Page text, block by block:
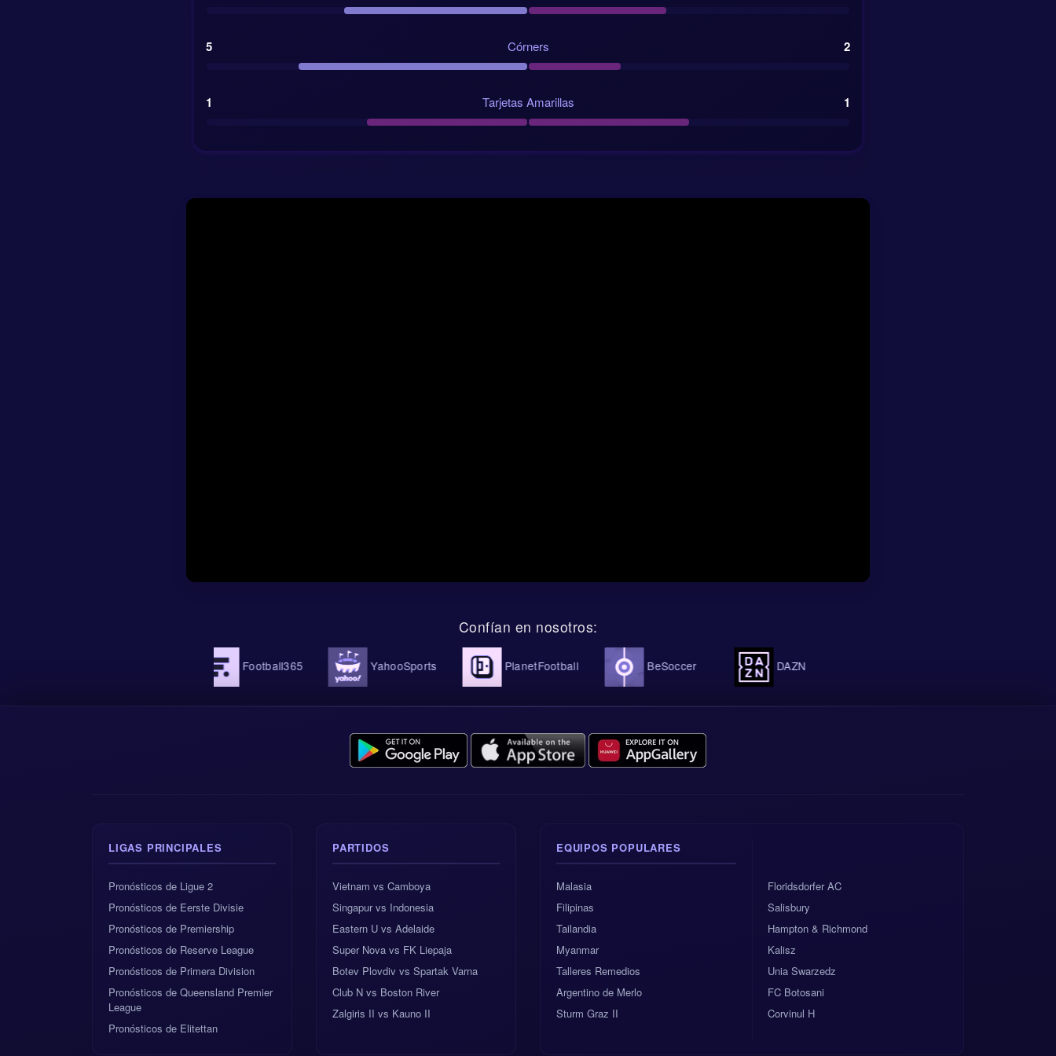
Suecia. Ese reparto encaja con la lectura táctica: control neerlandés, resistencia sueca y un partido en el
Estadísticas clave de la IA
Nivel de confianza para el mercado 1x2: 7.2/10
Cuota para la victoria local: 1.7
La previsión de córners también respalda la presión neerlandesa: 7 saques de esquina en total, con 5
para Países Bajos y 2 para Suecia. Las tarjetas amarillas se estiman en 1 para cada lado, lo que apunta
a un partido competitivo pero no descontrolado. En resumen, esperamos control, ocasiones y algo de
mordiente sueca, pero no una lluvia de tarjetas.
Nuestro pronóstico final de Países Bajos vs Suecia es victoria local, con una inclinación hacia un
marcador correcto de 2:1. Suecia tiene armas para hacer incómodo el partido, sobre todo si defiende
Pronóstico principal: victoria de Países Bajos a 1.7
Pronóstico de goles: Más de 1.5 goles a 1.3
Idea de marcador exacto: Países Bajos 2-1 Suecia
Ángulo al descanso: Países Bajos ganando 1-0
Puede que no sea un paseo para la Oranje, pero si juega a su nivel, este es el tipo de partido que
debería sacar adelante. Suecia puede hacerlos sufrir; aun así, Países Bajos debería tener la última
5 Córners 2
1 Tarjetas Amarillas 1
Confían en nosotros:
Football365 YahooSports PlanetFootball BeSoccer DAZN
LIGAS PRINCIPALES
Pronósticos de Ligue 2
Pronósticos de Eerste Divisie
Pronósticos de Premiership
Pronósticos de Reserve League
Pronósticos de Primera Division
Pronósticos de Queensland Premier
League
Pronósticos de Elitettan
PARTIDOS
Vietnam vs Camboya
Singapur vs Indonesia
Eastern U vs Adelaide
Super Nova vs FK Liepaja
Botev Plovdiv vs Spartak Varna
Club N vs Boston River
Zalgiris II vs Kauno II
EQUIPOS POPULARES
Malasia
Filipinas
Tailandia
Myanmar
Talleres Remedios
Argentino de Merlo
Sturm Graz II
Floridsdorfer AC
Salisbury
Hampton & Richmond
Kalisz
Unia Swarzedz
FC Botosani
Corvinul H